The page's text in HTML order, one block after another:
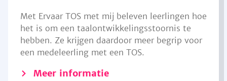
Met Ervaar TOS met mij beleven leerlingen hoe
het is om een taalontwikkelingsstoornis te
hebben. Ze krijgen daardoor meer begrip voor
een medeleerling met een TOS.
Meer informatie